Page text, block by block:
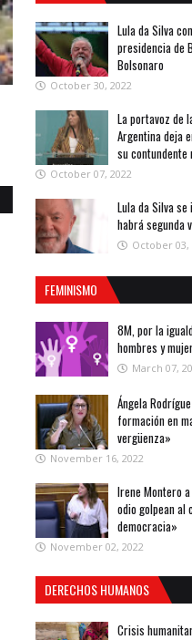
Lula da Silva
presidencia de
Bolsonaro
October 30, 2022
La portavoz de
Argentina deja
su contundente
October 07, 2022
Lula da Silva
habrá segunda
October 03,
FEMINISMO
8M, por la
hombres y
March 07,
Ángela
formación en
vergüenza»
November 16, 2022
Irene Montero
odio golpean al
democracia»
November 02, 2022
DERECHOS HUMANOS
Crisis